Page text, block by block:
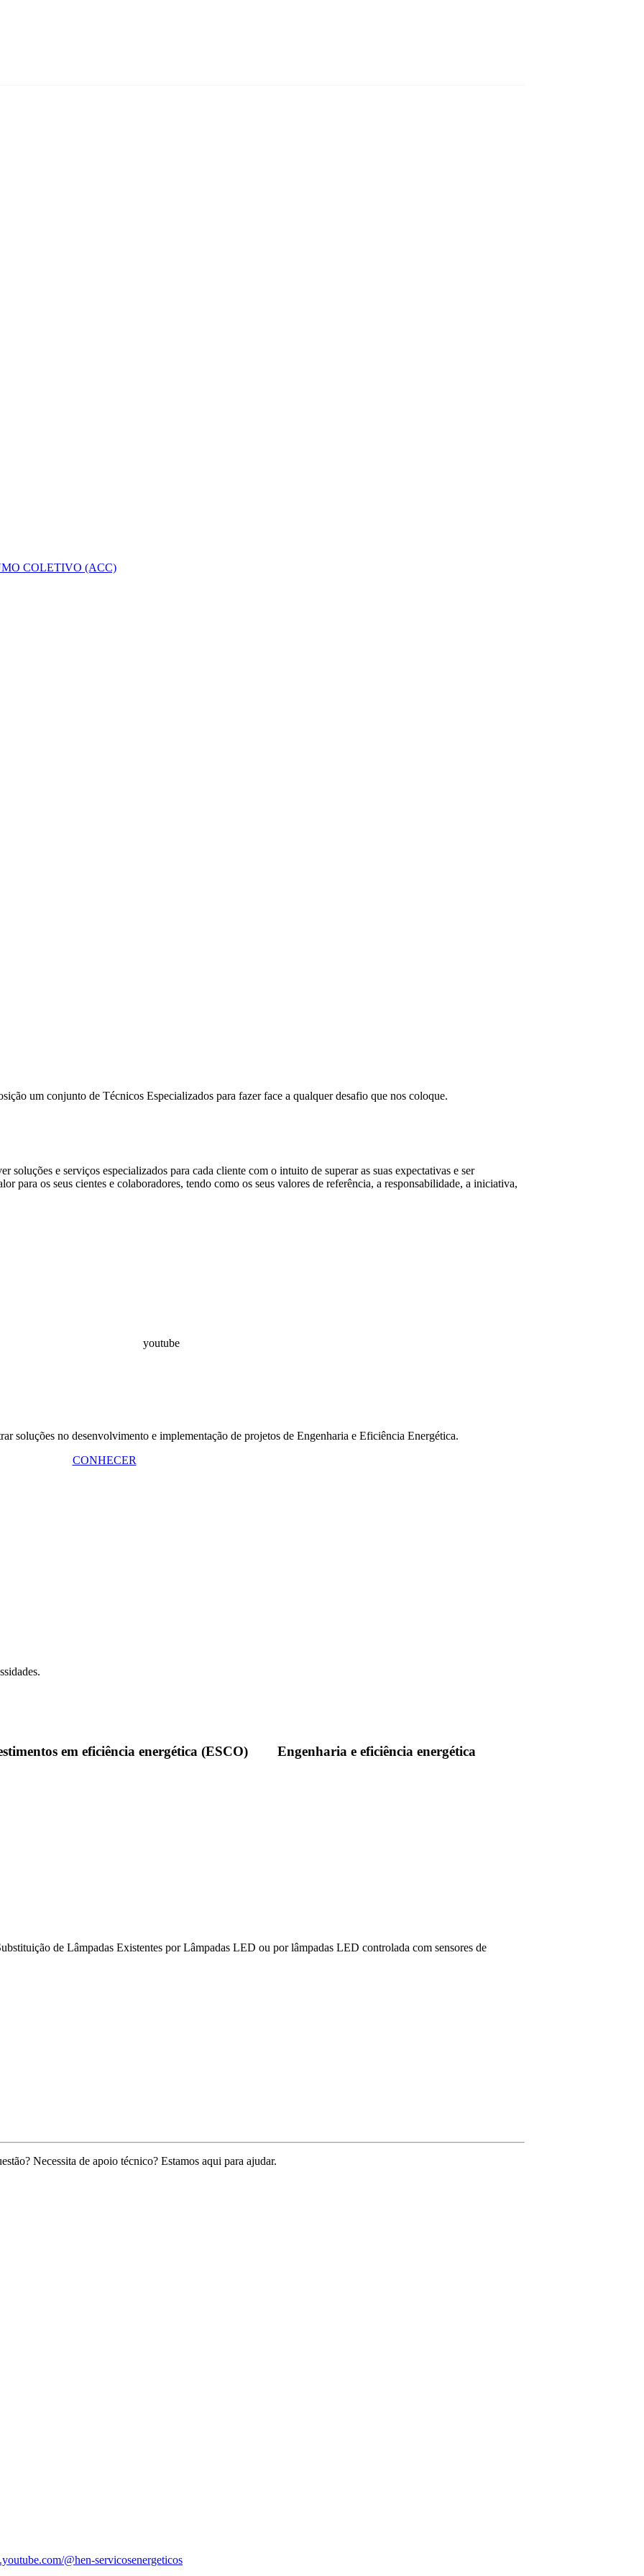
COLETIVO (ACC)
ENERGÉTICA
um conjunto de Técnicos Especializados para fazer face a qualquer desafio que nos coloque.
soluções e serviços especializados para cada cliente com o intuito de superar as suas expectativas e ser
para os seus cientes e colaboradores, tendo como os seus valores de referência, a responsabilidade, a iniciativa,
youtube
soluções no desenvolvimento e implementação de projetos de Engenharia e Eficiência Energética.
CONHECER
em eficiência energética (ESCO) Engenharia e eficiência energética
de Lâmpadas Existentes por Lâmpadas LED ou por lâmpadas LED controlada com sensores de
Necessita de apoio técnico? Estamos aqui para ajudar.